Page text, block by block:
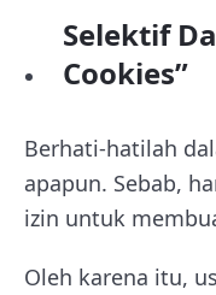
Selektif
Cookies”
Berhati-hatilah
apapun. Sebab,
izin untuk
Oleh karena itu,